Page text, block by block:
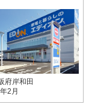
府岸和田
2月